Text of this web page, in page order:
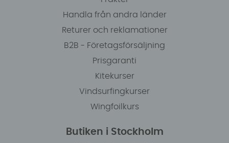
Handla från andra länder
Returer och reklamationer
B2B - Företagsförsäljning
Prisgaranti
Kitekurser
Vindsurfingkurser
Wingfoilkurs
Butiken i Stockholm